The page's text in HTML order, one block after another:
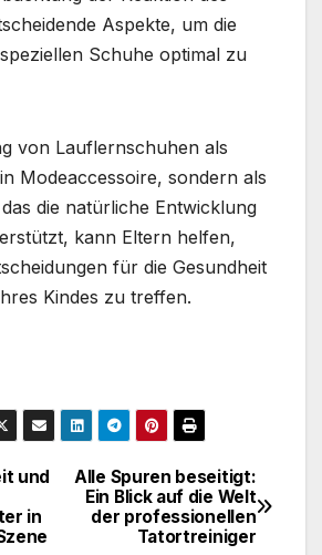
Aspekte, um die
Schuhe optimal zu
von Lauflernschuhen als
Modeaccessoire, sondern als
die natürliche Entwicklung
kann Eltern helfen,
für die Gesundheit
Kindes zu treffen.
Alle Spuren beseitigt:
Ein Blick auf die Welt
der professionellen
Tatortreiniger
und
in